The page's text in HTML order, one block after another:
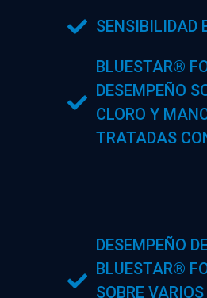
SENSIBILIDAD
BLUESTAR®
DESEMPEÑO
CLORO Y
TRATADAS
DESEMPEÑO
BLUESTAR®
SOBRE VARIOS